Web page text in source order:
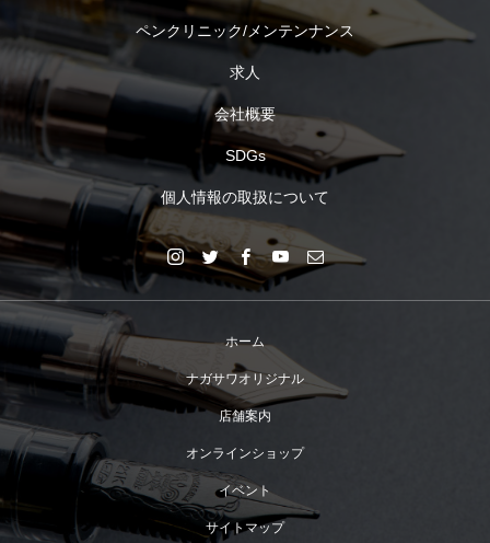
ペンクリニック/メンテンナンス
求人
会社概要
SDGs
個人情報の取扱について
ホーム
ナガサワオリジナル
店舗案内
オンラインショップ
イベント
サイトマップ